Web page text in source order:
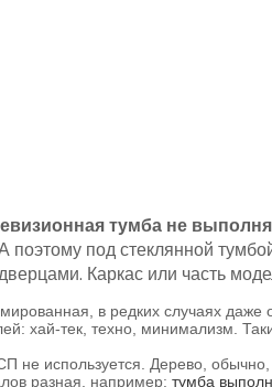
тумба не
поэтому под стеклянной
Каркас или часть
в редких случаях
хай-тек, техно, минимализм.
используется. Дерево, обычно,
разная, например: тумба